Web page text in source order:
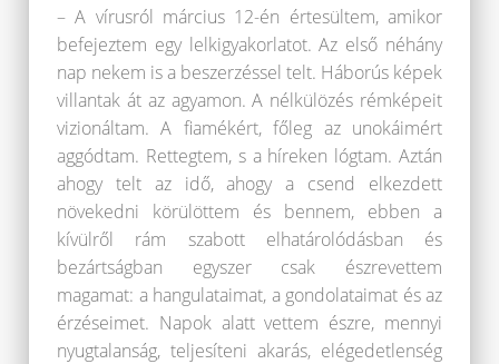
– A vírusról március 12-én értesültem, amikor
befejeztem egy lelkigyakorlatot. Az első néhány
nap nekem is a beszerzéssel telt. Háborús képek
villantak át az agyamon. A nélkülözés rémképeit
vizionáltam. A fiamékért, főleg az unokáimért
aggódtam. Rettegtem, s a híreken lógtam. Aztán
ahogy telt az idő, ahogy a csend elkezdett
növekedni körülöttem és bennem, ebben a
kívülről rám szabott elhatárolódásban és
bezártságban egyszer csak észrevettem
magamat: a hangulataimat, a gondolataimat és az
érzéseimet. Napok alatt vettem észre, mennyi
nyugtalanság, teljesíteni akarás, elégedetlenség